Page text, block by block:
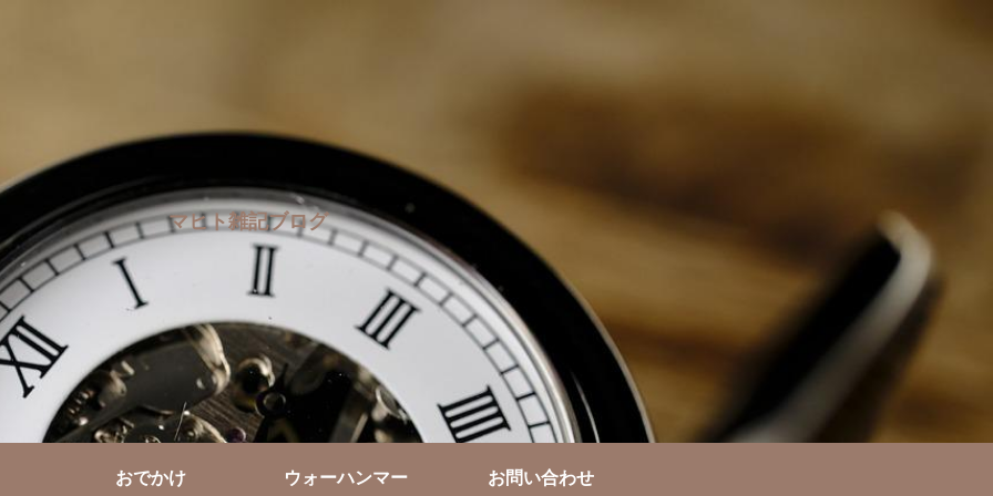
マヒト雑記ブログ
おでかけ ウォーハンマー お問い合わせ